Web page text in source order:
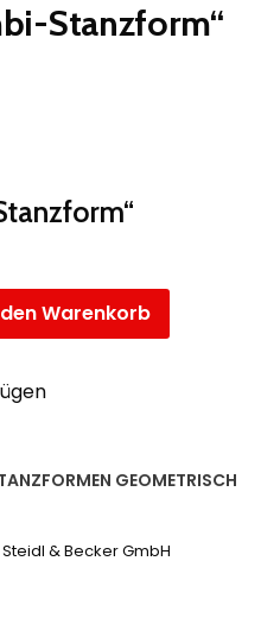
Stanzform“
Warenkorb
GEOMETRISCH
& Becker GmbH